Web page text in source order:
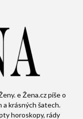
e Žena.cz píše o
a krásných šatech.
horoskopy, rády